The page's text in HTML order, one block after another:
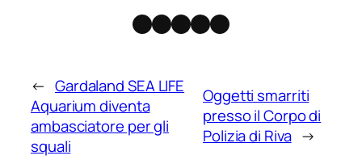
Facebook
Instagram
X Threads
Telegram
← Gardaland SEA LIFE
Aquarium diventa
ambasciatore per gli
squali
Oggetti smarriti
presso il Corpo di
Polizia di Riva →